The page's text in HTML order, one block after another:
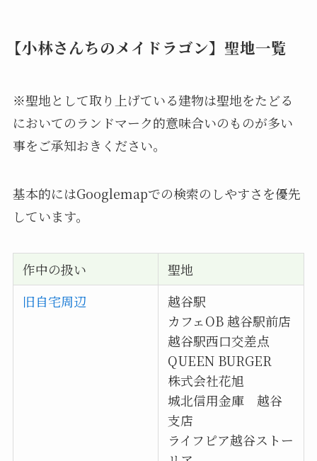
【小林さんちのメイドラゴン】聖地一覧
※聖地として取り上げている建物は聖地をたどる
においてのランドマーク的意味合いのものが多い
事をご承知おきください。
基本的にはGooglemapでの検索のしやすさを優先
しています。
作中の扱い
聖地
旧自宅周辺
越谷駅
カフェOB 越谷駅前店
越谷駅西口交差点
QUEEN BURGER
株式会社花旭
城北信用金庫 越谷
支店
ライフピア越谷ストー